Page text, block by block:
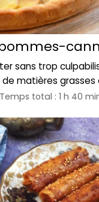
sans trop
matières
Temps total : 1 h 40